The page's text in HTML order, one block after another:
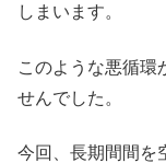
しまいます。
このような悪循環
せんでした。
今回、長期間間を